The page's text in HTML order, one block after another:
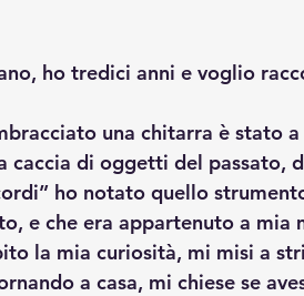
ho tredici anni e voglio
una chitarra è stato
caccia di oggetti del passato,
ho notato quello
e che era appartenuto a mia
la mia curiosità, mi misi a
a casa, mi chiese se